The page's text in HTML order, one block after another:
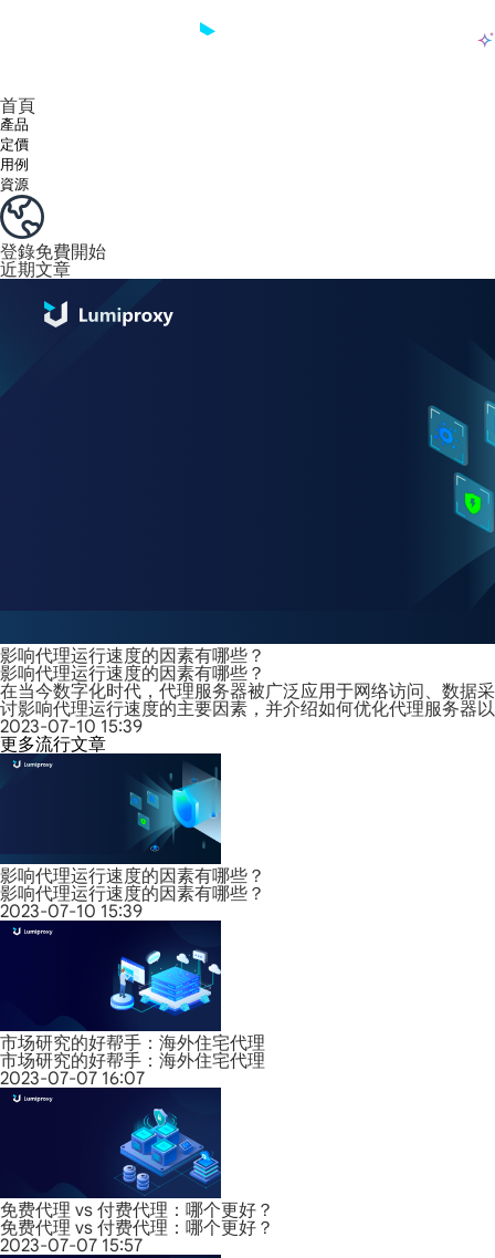
首頁
產品
定價
用例
資源
登錄免費開始
近期文章
影响代理运行速度的因素有哪些？
影响代理运行速度的因素有哪些？
在当今数字化时代，代理服务器被广泛应用于网络访问、数据
讨影响代理运行速度的主要因素，并介绍如何优化代理服务器
2023-07-10 15:39
更多流行文章
影响代理运行速度的因素有哪些？
影响代理运行速度的因素有哪些？
2023-07-10 15:39
市场研究的好帮手：海外住宅代理
市场研究的好帮手：海外住宅代理
2023-07-07 16:07
免费代理 vs 付费代理：哪个更好？
免费代理 vs 付费代理：哪个更好？
2023-07-07 15:57